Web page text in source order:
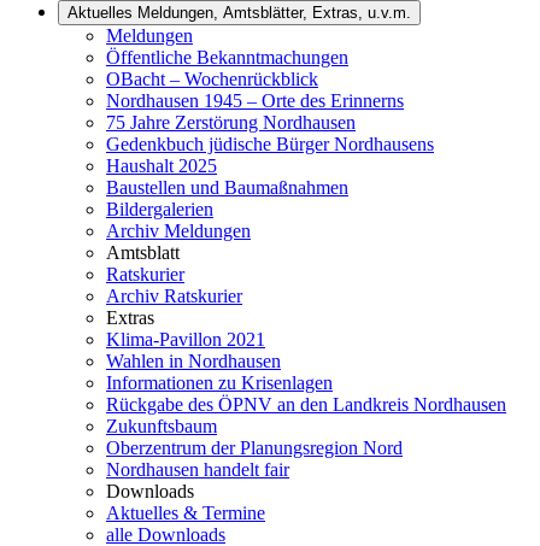
Aktuelles Meldungen, Amtsblätter, Extras, u.v.m.
Meldungen
Öffentliche Bekanntmachungen
OBacht – Wochenrückblick
Nordhausen 1945 – Orte des Erinnerns
75 Jahre Zerstörung Nordhausen
Gedenkbuch jüdische Bürger Nordhausens
Haushalt 2025
Baustellen und Baumaßnahmen
Bildergalerien
Archiv Meldungen
Amtsblatt
Ratskurier
Archiv Ratskurier
Extras
Klima-Pavillon 2021
Wahlen in Nordhausen
Informationen zu Krisenlagen
Rückgabe des ÖPNV an den Landkreis Nordhausen
Zukunftsbaum
Oberzentrum der Planungsregion Nord
Nordhausen handelt fair
Downloads
Aktuelles & Termine
alle Downloads